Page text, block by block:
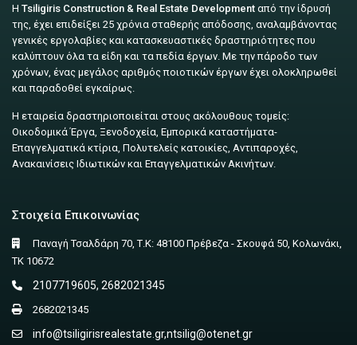
ΗTsiligiris Construction & Real Estate Development από την ίδρυσή
της, έχει επιδείξει 25 χρόνια σταθερής απόδοσης, αναλαμβάνοντας
γενικές εργολαβίες και κατασκευαστικές δραστηριότητες που
καλύπτουν όλα τα είδη και τα πεδία έργων. Με την πάροδο των
χρόνων, ένας μεγάλος αριθμός ποιοτικών έργων έχει ολοκληρωθεί
και παραδοθεί εγκαίρως.
Η εταιρεία δραστηριοποιείται στους ακόλουθους τομείς:
Οικοδομικά Έργα, Ξενοδοχεία, Εμπορικά καταστήματα-
Επαγγελματικά κτίρια, Πολυτελείς κατοικίες, Αντιπαροχές,
Ανακαινίσεις Ιδιωτικών και Επαγγελματικών Ακινήτων.
Στοιχεία Επικοινωνίας
Παναγή Τσαλδάρη 70, Τ.Κ: 48100 Πρέβεζα - Σκουφά 50, Κολωνάκι,
ΤΚ 10672
2107719605, 2682021345
2682021345
info@tsiligirisrealestate.gr,ntsilig@otenet.gr